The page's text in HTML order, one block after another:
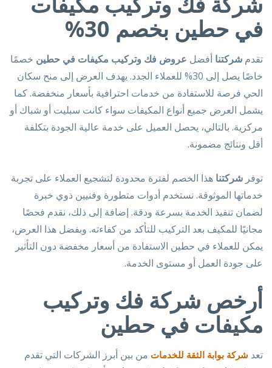
في حطين بخصم 30%
تقدم شركتنا أفضل عروض فك وتركيب مكيفات في حطين خصمًا
خاصًا يصل إلى 30% للعملاء الجدد. يهدف العرض إلى منح سكان
الحي فرصة للاستفادة من خدمات احترافية بأسعار منخفضة. كما
يشمل العرض جميع أنواع المكيفات سواء كانت سبليت أو شباك أو
مركزية. بالتالي، يحصل العميل على خدمة عالية الجودة بتكلفة
أقل ونتائج مضمونة.
توفر شركتنا هذا الخصم لفترة محدودة لتشجيع العملاء على تجربة
خدماتها الموثوقة. نستخدم أدوات متطورة وفنيين ذوي خبرة
لضمان تنفيذ الخدمة بسرعة ودقة. إضافة إلى ذلك، نقدم فحصًا
مجانيًا للمكيف بعد التركيب للتأكد من كفاءته. وبفضل هذا العرض،
يمكن للعملاء في حطين الاستفادة من أسعار مخفضة دون التأثير
على جودة العمل أو مستوى الخدمة.
أرخص شركة فك وتركيب
مكيفات في حطين
تعد شركة بوابة الثقة للخدمات من بين أبرز الشركات التي تقدم